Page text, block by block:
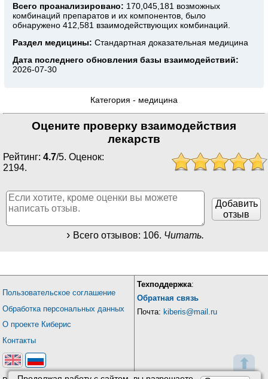
⬆
Всего проанализировано: 170,045,181 возможных
комбинаций препаратов и их компонентов, было
обнаружено 412,581 взаимодействующих комбинаций.
Раздел медицины: Стандартная доказательная медицина
Дата последнего обновления базы взаимодействий:
2026-07-30
Категория - медицина
Оцените проверку взаимодействия
лекарств
Рейтинг: 4.7/5. Оценок:
2194.
Добавить
отзыв
Всего отзывов: 106. Читать.
Пользовательское соглашение
Обработка персональных данных
О проекте Киберис
Контакты
Техподдержка:
Обратная связь
Почта: kiberis@mail.ru